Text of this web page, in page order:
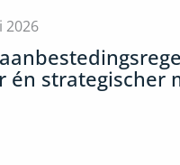
2026
én strategischer